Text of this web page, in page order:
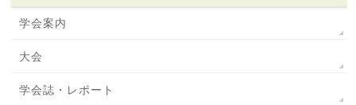
学会案内
大会
学会誌・レポート